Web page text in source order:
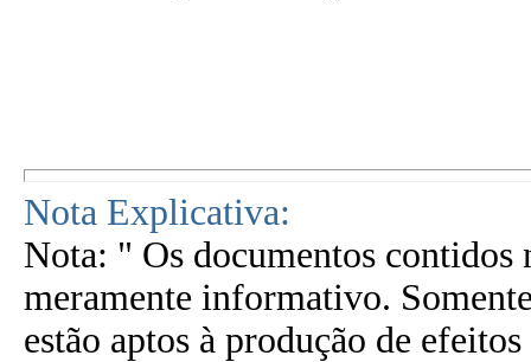
Nota Explicativa:
Nota: " Os documentos contidos
meramente informativo.
estão aptos à produção de